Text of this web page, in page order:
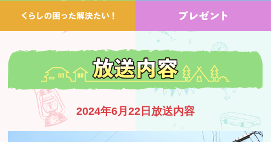
2024年6月22日放送内容